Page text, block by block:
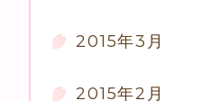
2015年3月
2015年2月